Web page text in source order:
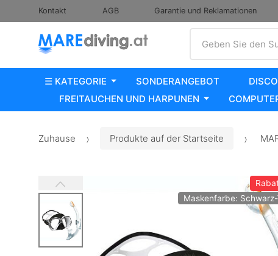
Kontakt AGB Garantie und Reklamationen
Geben Sie den
☰ KATEGORIE SONDERANGEBOT
FREITAUCHEN UND HARPUNEN
Zuhause Produkte auf der Startseite
Maskenfarbe: Schwarz-